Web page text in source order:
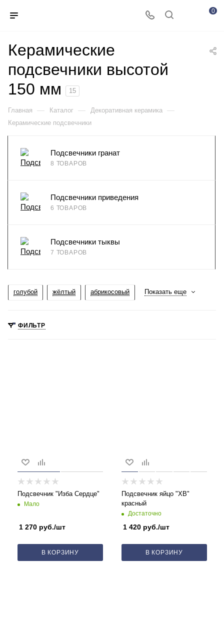
0
Керамические
подсвечники высотой
150 мм
15
Главная — Каталог — Декоративная керамика —
Керамические подсвечники
Подсвечники гранат
8 ТОВАРОВ
Подсвечники приведения
6 ТОВАРОВ
Подсвечники тыквы
7 ТОВАРОВ
голубой жёлтый абрикосовый Показать еще
ФИЛЬТР
Подсвечник "Изба Сердце"
Мало
1 270 руб./шт
В КОРЗИНУ
Подсвечник яйцо "ХВ"
красный
Достаточно
1 420 руб./шт
В КОРЗИНУ